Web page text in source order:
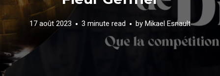
17 août 2023 3 minute read by Mikael Esnault